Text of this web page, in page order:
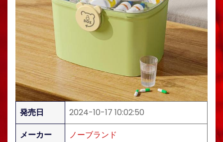
発売日
2024-10-17 10:02:50
メーカー
ノーブランド